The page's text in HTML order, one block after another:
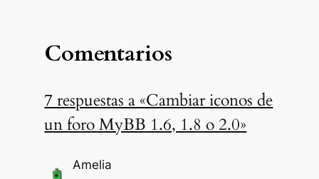
Comentarios
7 respuestas a «Cambiar iconos de
un foro MyBB 1.6, 1.8 o 2.0»
Amelia